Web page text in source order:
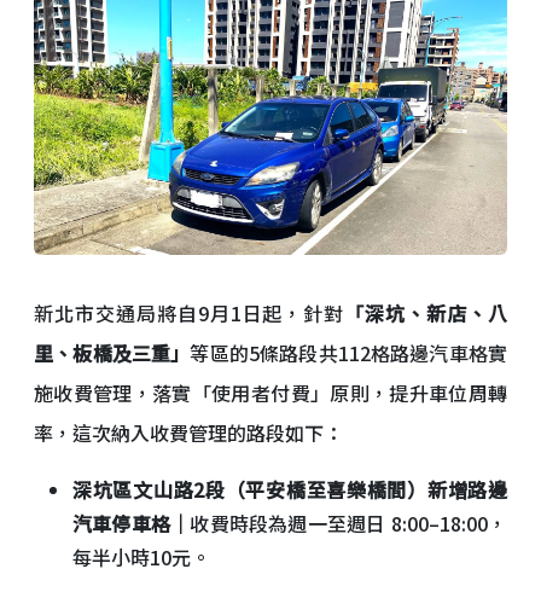
新北市交通局將自9月1日起，針對 「深坑、新店、八
里、板橋及三重」等區的5條路段共112格路邊汽車格實
施收費管理，落實「使用者付費」原則，提升車位周轉
率，這次納入收費管理的路段如下：
深坑區文山路2段（平安橋至喜樂橋間）新增路邊
汽車停車格｜ 收費時段為週一至週日 8:00–18:00，
每半小時10元。